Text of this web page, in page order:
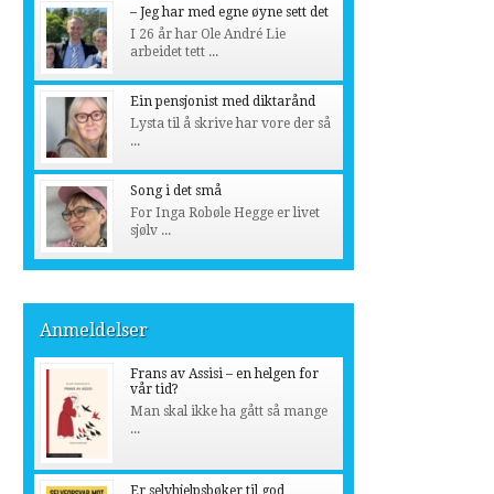
– Jeg har med egne øyne sett det
I 26 år har Ole André Lie
arbeidet tett ...
Ein pensjonist med diktarånd
Lysta til å skrive har vore der så
...
Song i det små
For Inga Robøle Hegge er livet
sjølv ...
Anmeldelser
Frans av Assisi – en helgen for
vår tid?
Man skal ikke ha gått så mange
...
Er selvhjelpsbøker til god